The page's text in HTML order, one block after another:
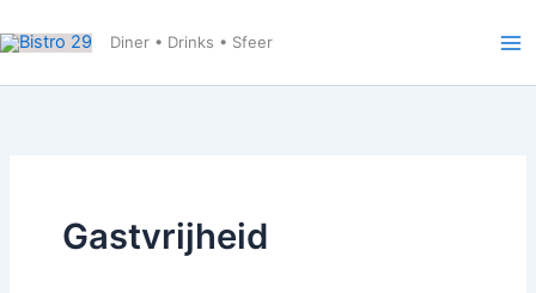
naar
Diner • Drinks • Sfeer
Gastvrijheid